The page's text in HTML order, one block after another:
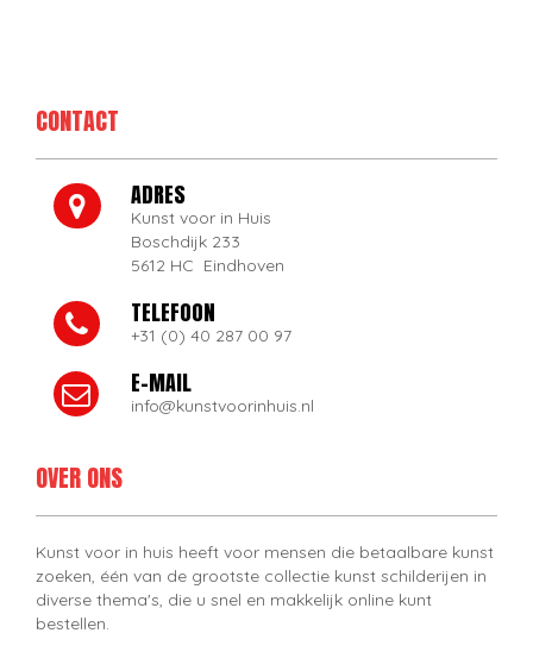
CONTACT
ADRES
Kunst voor in Huis
Boschdijk 233
5612 HC Eindhoven
TELEFOON
+31 (0) 40 287 00 97
E-MAIL
info@kunstvoorinhuis.nl
OVER ONS
Kunst voor in huis heeft voor mensen die betaalbare kunst
zoeken, één van de grootste collectie kunst schilderijen in
diverse thema's, die u snel en makkelijk online kunt
bestellen.